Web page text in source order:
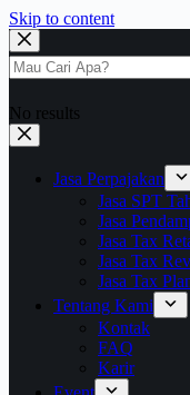
Skip to content
No results
Jasa Perpajakan
Jasa SPT
Jasa
Jasa Tax
Jasa Tax
Jasa Tax
Tentang Kami
Kontak
FAQ
Karir